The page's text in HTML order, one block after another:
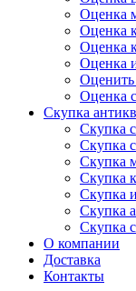
Оценка
Оценка
Оценка
Оценка
Оценить
Оценка
Скупка
Скупка
Скупка
Скупка
Скупка
Скупка
Скупка
Скупка
О компании
Доставка
Контакты